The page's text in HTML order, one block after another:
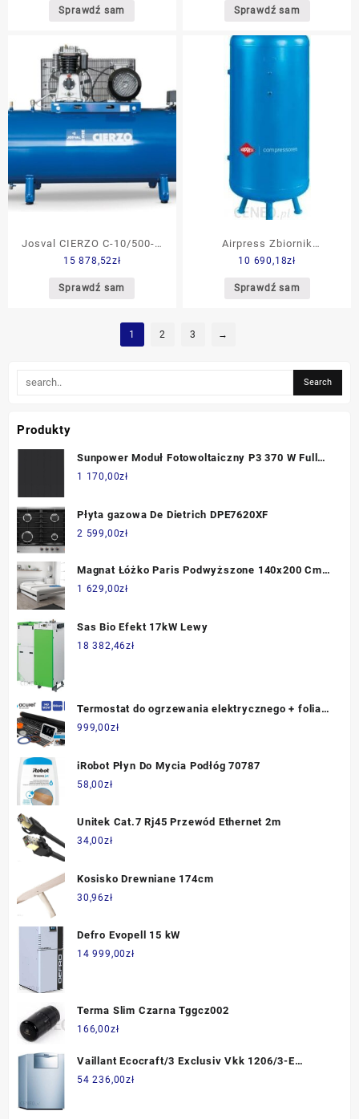
Sprawdź sam Sprawdź sam
Josval CIERZO C-10/500-A
(5239225)
15 878,52zł
Sprawdź sam
Airpress Zbiornik
Ciśnieniowy 1500L 12Bar
36113
10 690,18zł
Sprawdź sam
1 2 3 →
Produkty
Sunpower Moduł Fotowoltaiczny P3 370 W Full
Black (SPRP3370BLK)
1 170,00zł
Płyta gazowa De Dietrich DPE7620XF
2 599,00zł
Magnat Łóżko Paris Podwyższone 140x200 Cm
Białe Ze Stelażem Listwowym Materac Coco
1 629,00zł
Sas Bio Efekt 17kW Lewy
18 382,46zł
Termostat do ogrzewania elektrycznego + folia
grzewcza 14m2 140W/m2 + akcesoria
999,00zł
iRobot Płyn Do Mycia Podłóg 70787
58,00zł
Unitek Cat.7 Rj45 Przewód Ethernet 2m
34,00zł
Kosisko Drewniane 174cm
30,96zł
Defro Evopell 15 kW
14 999,00zł
Terma Slim Czarna Tggcz002
166,00zł
Vaillant Ecocraft/3 Exclusiv Vkk 1206/3-E
0010014131
54 236,00zł